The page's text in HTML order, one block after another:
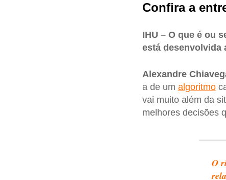
Confira a
IHU – O que é ou
está desenvolvida
Alexandre
a de um algoritmo
vai muito além da
melhores decisões
O